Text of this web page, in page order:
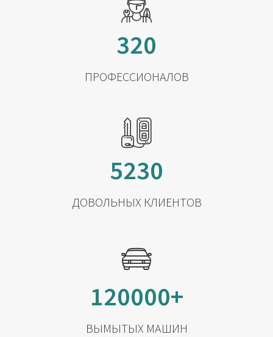
320
ПРОФЕССИОНАЛОВ
5230
ДОВОЛЬНЫХ КЛИЕНТОВ
120000+
ВЫМЫТЫХ МАШИН